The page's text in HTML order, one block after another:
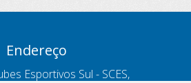
Endereço
Esportivos Sul - SCES,